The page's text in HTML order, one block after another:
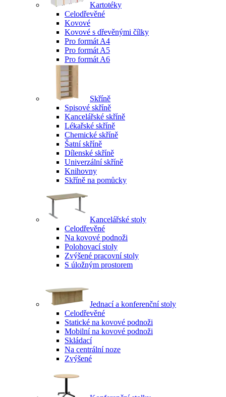
Kartotéky
Celodřevěné
Kovové
Kovové s dřevěnými čílky
Pro formát A4
Pro formát A5
Pro formát A6
Skříně
Spisové skříně
Kancelářské skříně
Lékařské skříně
Chemické skříně
Šatní skříně
Dílenské skříně
Univerzální skříně
Knihovny
Skříně na pomůcky
Kancelářské stoly
Celodřevěné
Na kovové podnoži
Polohovací stoly
Zvýšené pracovní stoly
S úložným prostorem
Jednací a konferenční stoly
Celodřevěné
Statické na kovové podnoži
Mobilní na kovové podnoži
Skládací
Na centrální noze
Zvýšené